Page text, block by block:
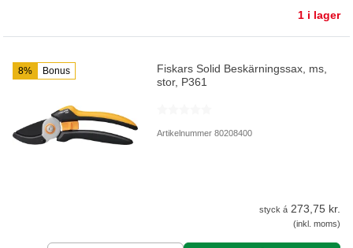
1 i lager
8% Bonus
Fiskars Solid Beskärningssax, ms,
stor, P361
Artikelnummer 80208400
styck á 273,75 kr.
(inkl. moms)